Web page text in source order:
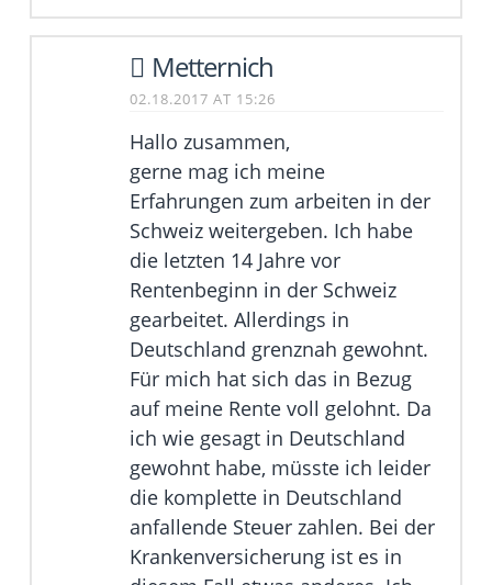
Metternich
02.18.2017 AT 15:26
Hallo zusammen,
gerne mag ich meine
Erfahrungen zum arbeiten in der
Schweiz weitergeben. Ich habe
die letzten 14 Jahre vor
Rentenbeginn in der Schweiz
gearbeitet. Allerdings in
Deutschland grenznah gewohnt.
Für mich hat sich das in Bezug
auf meine Rente voll gelohnt. Da
ich wie gesagt in Deutschland
gewohnt habe, müsste ich leider
die komplette in Deutschland
anfallende Steuer zahlen. Bei der
Krankenversicherung ist es in